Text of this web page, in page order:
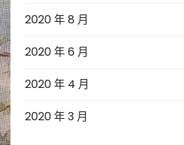
2020 年 8 月
2020 年 6 月
2020 年 4 月
2020 年 3 月